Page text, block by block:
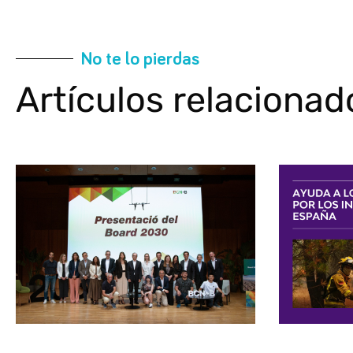
No te lo pierdas
Artículos